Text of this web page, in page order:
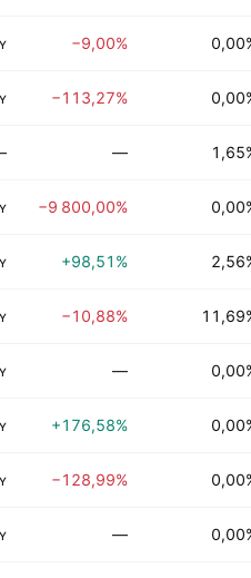
−9,00%
−113,27%
—
−9 800,00%
+98,51%
−10,88%
—
+176,58%
−128,99%
—